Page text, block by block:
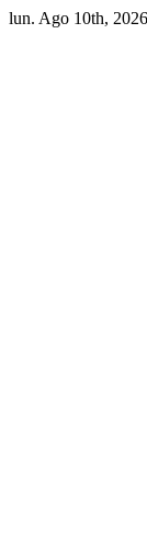
Skip
lun. Ago 10th, 2026